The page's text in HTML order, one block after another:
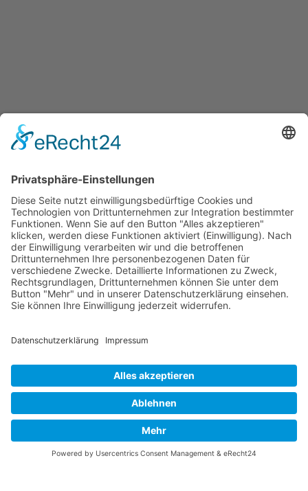
Karriere
Impressum
Datenschutz
Whistleblowing
AGB
AEB
Triathlon System GmbH
Benno-Strauß-Straße 13
Deutschland
Anfahrt
info(at)triathlon-system.de